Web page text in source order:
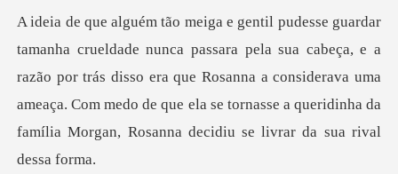
a cabeça, e a
razão por trás disso era que Rosanna a considerava uma
ameaça. Com medo de que ela